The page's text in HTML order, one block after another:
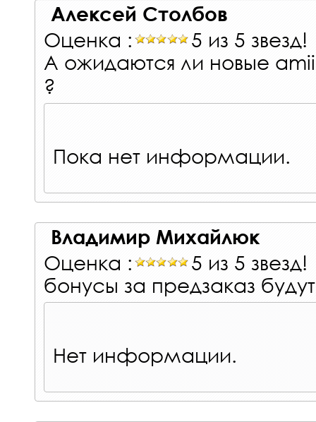
Алексей Столбов
Оценка :
5 из 5 звезд!
А ожидаются ли новые
?
Пока нет информации.
Владимир Михайлюк
Оценка :
5 из 5 звезд!
бонусы за предзаказ
Нет информации.